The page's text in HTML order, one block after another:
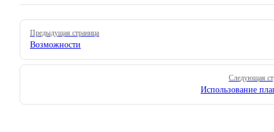
Pager
Предыдущая страница
Возможности
Следующая
Использование